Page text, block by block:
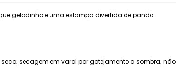
geladinho e uma estampa divertida de panda.
secagem em varal por gotejamento a sombra; não